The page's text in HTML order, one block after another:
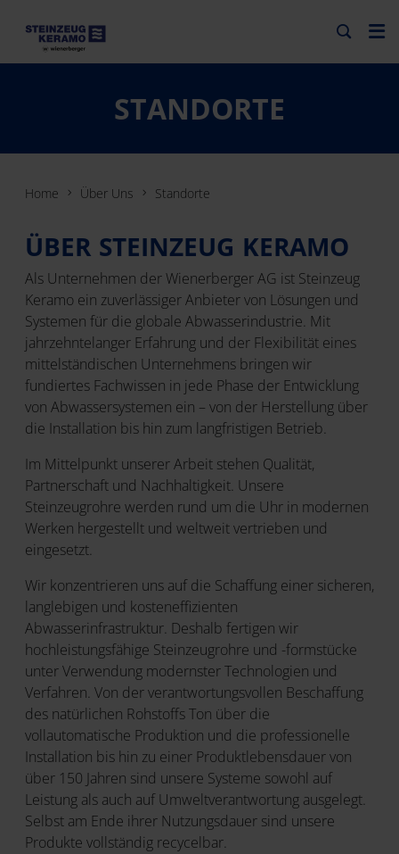
STANDORTE
Home Über Uns Standorte
ÜBER STEINZEUG KERAMO
Als Unternehmen der Wienerberger AG ist Steinzeug
Keramo ein zuverlässiger Anbieter von Lösungen und
Systemen für die globale Abwasserindustrie. Mit
jahrzehntelanger Erfahrung und der Flexibilität eines
mittelständischen Unternehmens bringen wir
fundiertes Fachwissen in jede Phase der Entwicklung
von Abwassersystemen ein – von der Herstellung über
die Installation bis hin zum langfristigen Betrieb.
Im Mittelpunkt unserer Arbeit stehen Qualität,
Partnerschaft und Nachhaltigkeit. Unsere
Steinzeugrohre werden rund um die Uhr in modernen
Werken hergestellt und weltweit vertrieben und
eingesetzt.
Wir konzentrieren uns auf die Schaffung einer sicheren,
langlebigen und kosteneffizienten
Abwasserinfrastruktur. Deshalb fertigen wir
hochleistungsfähige Steinzeugrohre und -formstücke
unter Verwendung modernster Technologien und
Verfahren. Von der verantwortungsvollen Beschaffung
des natürlichen Rohstoffs Ton über die
vollautomatische Produktion und die professionelle
Installation bis hin zu einer Produktlebensdauer von
über 150 Jahren sind unsere Systeme sowohl auf
Leistung als auch auf Umweltverantwortung ausgelegt.
Selbst am Ende ihrer Nutzungsdauer sind unsere
Produkte vollständig recycelbar.